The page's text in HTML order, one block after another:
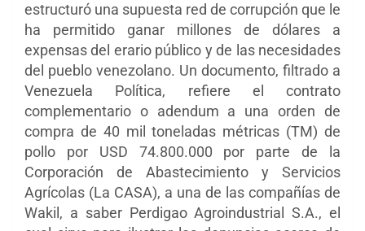
estructuró una supuesta red de corrupción que le
ha permitido ganar millones de dólares a
expensas del erario público y de las necesidades
del pueblo venezolano. Un documento, filtrado a
Venezuela Política, refiere el contrato
complementario o adendum a una orden de
compra de 40 mil toneladas métricas (TM) de
pollo por USD 74.800.000 por parte de la
Corporación de Abastecimiento y Servicios
Agrícolas (La CASA), a una de las compañías de
Wakil, a saber Perdigao Agroindustrial S.A., el